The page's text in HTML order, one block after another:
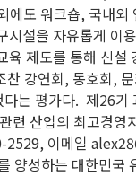
도 워크숍, 국내외
설을 자유롭게 이
제도를 통해 신설
강연회, 동호회,
는 평가다. 제26
산업의 최고경
2529, 이메일
양성하는 대한민